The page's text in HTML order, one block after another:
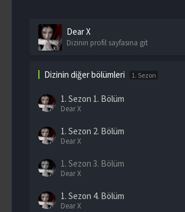
Dear X
Dizinin profil sayfasına git
Dizinin diğer bölümleri 1. Sezon
1. Sezon 1. Bölüm
Dear X
1. Sezon 2. Bölüm
Dear X
1. Sezon 3. Bölüm
Dear X
1. Sezon 4. Bölüm
Dear X